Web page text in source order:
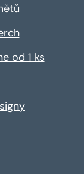
od 1 ks